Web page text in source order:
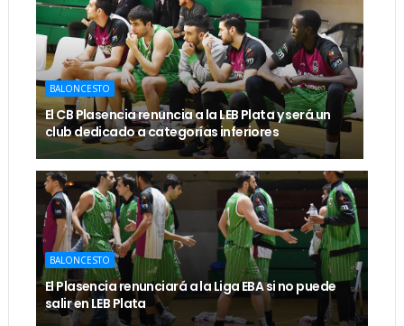
BALONCESTO
El CB Plasencia renuncia a la LEB Plata y será un
club dedicado a categorías inferiores
BALONCESTO
El Plasencia renunciará a la Liga EBA si no puede
salir en LEB Plata